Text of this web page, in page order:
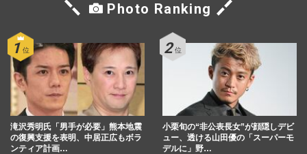
4代目バチェラー黄皓、妻・秋倉諒子と離
婚調停中に“別な女性”とお忍び海外旅行！
双方弁護士の食い違う離…
週刊女性PRIME 2024/3/16
『バチェラー・ジャパン』シーズン5で人
気の大内悠里、キャバ嬢時代の“本当の評
判” グループで表彰「オ…
週刊女性PRIME
Photo Ranking
滝沢秀明氏「男手が必要」熊本地震
の復興支援を表明、中居正広もボラ
ンティア計画…
小栗旬の“非公表長女”が顔隠しデビ
ュー、透ける山田優の「スーパーモ
デルに」野…